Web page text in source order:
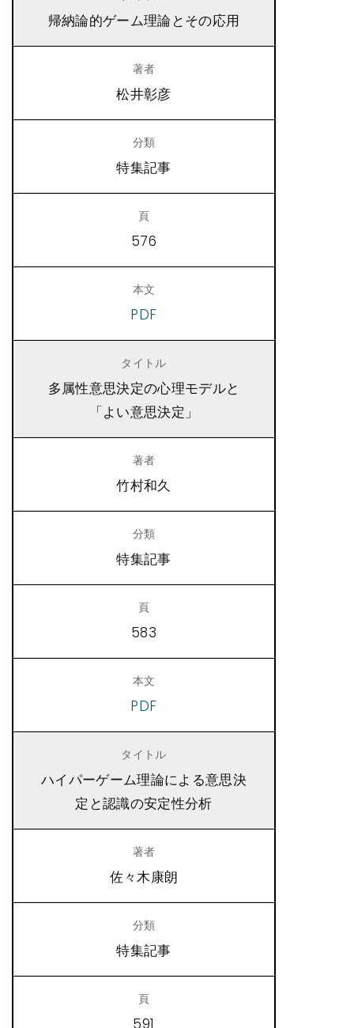
帰納論的ゲーム理論とその応用
松井彰彦
特集記事
576
PDF
多属性意思決定の心理モデルと
「よい意思決定」
竹村和久
特集記事
583
PDF
ハイパーゲーム理論による意思決
定と認識の安定性分析
佐々木康朗
特集記事
591